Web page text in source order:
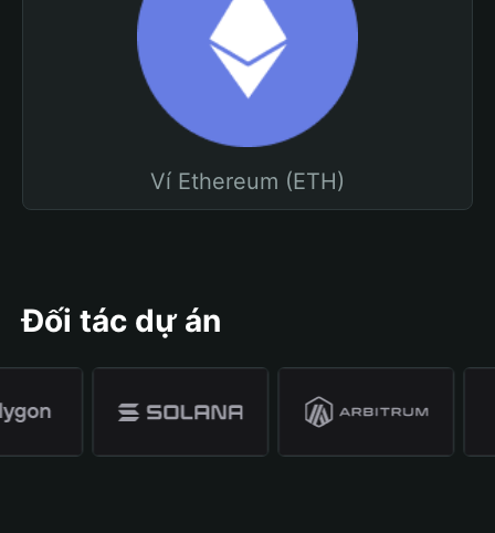
Ví Ethereum (ETH)
Đối tác dự án